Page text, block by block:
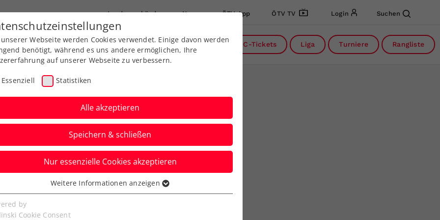
Landesverbände News ÖTV App ÖTV TV Login Suchen
Ausbildung Services Über uns DC-Tickets Liga Turniere Rangliste
4
im Hauptbewerb
Webseite werden Cookies verwendet. Einige davon werden
benötigt, während es uns andere ermöglichen, Ihre
auf unserer Webseite zu verbessern.
Essenziell Statistiken
Alle akzeptieren
Speichern & schließen
Nur essenzielle Cookies akzeptieren
Cookies werden für grundlegende Funktionen der
benötigt. Dadurch ist gewährleistet, dass die Webseite
Weitere Informationen anzeigen
by
Cookie Consent